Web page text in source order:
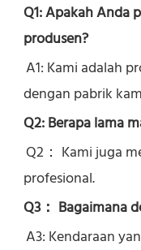
Q1: Apakah Anda
produsen?
A1: Kami adalah
dengan pabrik
Q2: Berapa lama
Q2： Kami juga
profesional.
Q3： Bagaimana
A3: Kendaraan